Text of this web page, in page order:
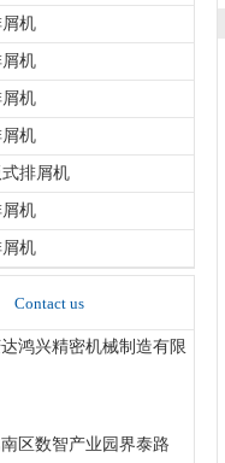
机
机
机
机
排屑机
机
机
Contact us
鸿兴精密机械制造有限
区数智产业园界泰路